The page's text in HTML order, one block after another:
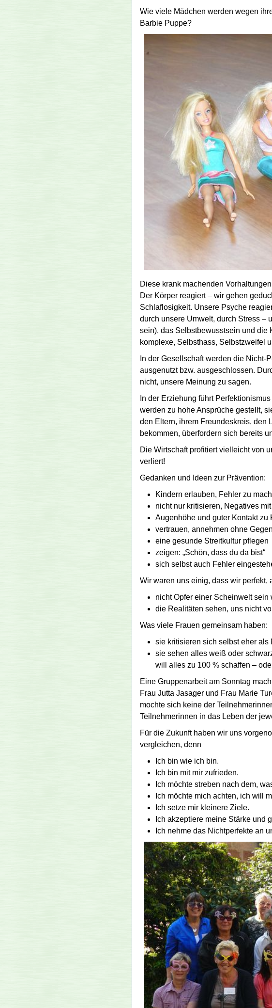
Wie viele Mädchen werden wegen
Barbie Puppe?
Diese krank machenden
Der Körper reagiert – wir gehen
Schlaflosigkeit. Unsere Psyche
durch unsere Umwelt, durch Stress –
sein), das Selbst­bewusst­sein und
komplexe, Selbsthass, Selbstzweifel
In der Gesell­schaft werden die Nicht-
ausgenutzt bzw. ausgeschlossen.
nicht, unsere Meinung zu sagen.
In der Erziehung führt
werden zu hohe Ansprüche gestellt,
den Eltern, ihrem Freundeskreis, den
bekommen, überfordern sich bereits
Die Wirtschaft profitiert vielleicht von
verliert!
Gedanken und Ideen zur Prävention:
Kindern erlauben, Fehler zu
nicht nur kritisieren, Negatives
Augenhöhe und guter Kontakt zu
vertrauen, annehmen ohne
eine gesunde Streitkultur pflegen
zeigen:
Schön, dass du da bist
sich selbst auch Fehler
Wir waren uns einig, dass wir perfekt,
nicht Opfer einer Scheinwelt sein
die Realitäten sehen, uns nicht
Was viele Frauen gemeinsam haben:
sie kritisieren sich selbst eher als
sie sehen alles weiß oder
will alles zu 100 % schaffen –
Eine Gruppen­arbeit am Sonntag
Frau Jutta Jasager und Frau Marie
mochte sich keine der
Teilnehmerinnen in das Leben der
Für die Zukunft haben wir uns
vergleichen, denn
Ich bin wie ich bin.
Ich bin mit mir zufrieden.
Ich möchte streben nach dem,
Ich möchte mich achten, ich will
Ich setze mir kleinere Ziele.
Ich akzeptiere meine Stärke und
Ich nehme das Nichtperfekte an